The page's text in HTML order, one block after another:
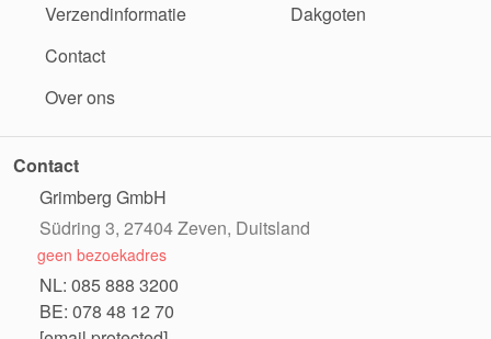
Verzendinformatie
Contact
Over ons
Dakgoten
Contact
Grimberg GmbH
Südring 3, 27404 Zeven, Duitsland
geen bezoekadres
NL: 085 888 3200
BE: 078 48 12 70